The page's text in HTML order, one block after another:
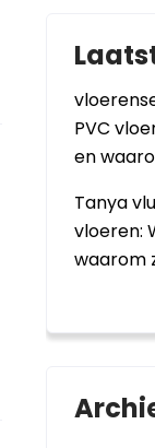
PVC
en
Tanya
vloeren:
waarom